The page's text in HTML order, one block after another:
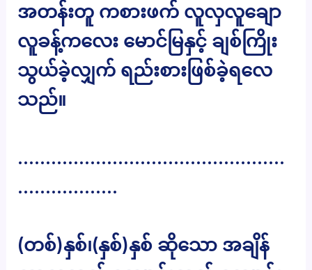
အတန်းတူ ကစားဖက် လူလှလူချော
လူခန့်ကလေး မောင်မြနှင့် ချစ်ကြိုး
သွယ်ခဲ့လျှက် ရည်းစားဖြစ်ခဲ့ရလေ
သည်။
…………………………………………
………………
(တစ်)နှစ်၊(နှစ်)နှစ် ဆိုသော အချိန်